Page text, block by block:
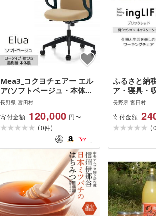
Mea3_コクヨチェアー エル
ア(ソフトベージュ・本体
黒)/肘つき/カーペット用(W
テレワークにお勧めの椅子
長野県 宮田村
寄付金額 120,000 円〜
(0件)
ふるさと納
ア・寝具・
村 Mla4_コ
ド)/背クッシ
し・カーペ
長野県 宮田村
寄付金額
(